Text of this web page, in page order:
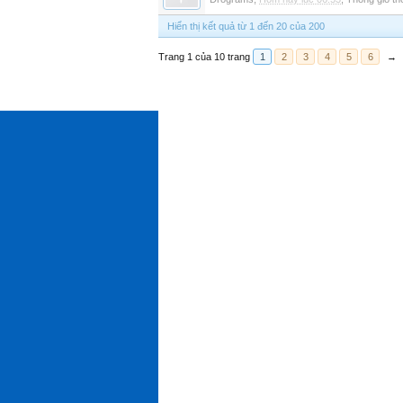
Hiển thị kết quả từ 1 đến 20 của 200
Trang 1 của 10 trang 1 2 3 4 5 6 →